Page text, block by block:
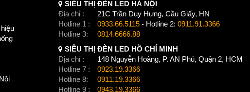
SIÊU THỊ ĐÈN LED HÀ NỘI
Địa chỉ :
21C Trần Duy Hưng, Cầu Giấy, HN
Hotline 1 :
0933.66.5115 - Hotline 2: 0911.91.3366
Hotline 3:
0814.6666.88
SIÊU THỊ ĐÈN LED HỒ CHÍ MINH
Địa chỉ :
148 Nguyễn Hoàng, P. AN Phú, Quận 2, HCM
Hotline 7 :
0923.19.3366
Hotline 8:
0911.19.3366
Hotline 9 :
0943.19.3366